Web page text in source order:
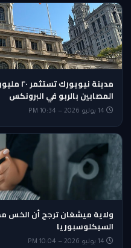
مدينة
المصابين بالربو في البرونكس
ولاية ميشغان ترجح أن الخس
السيكلوسبوريا